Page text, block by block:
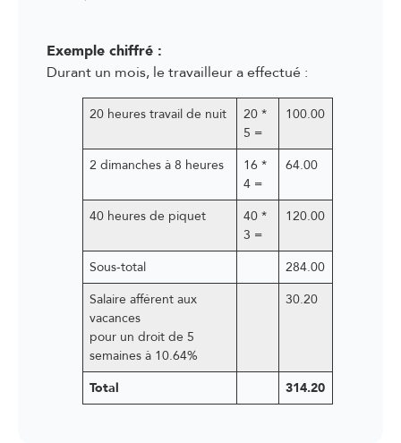
3.31 Salaire en cas de service
Exemple chiffré :
Durant un mois, le travailleur a effectué :
20 heures travail de nuit
20 *
5 =
100.00
2 dimanches à 8 heures
16 *
4 =
64.00
40 heures de piquet
40 *
3 =
120.00
Sous-total
284.00
Salaire afférent aux
vacances
pour un droit de 5
semaines à 10.64%
30.20
Total 314.20